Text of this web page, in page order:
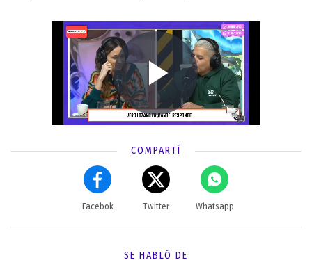
COMPARTÍ
Facebok Twitter Whatsapp
SE HABLÓ DE